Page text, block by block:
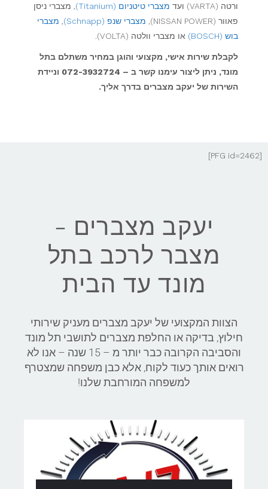
ורטה (VARTA) ועד
מצברי טיטניום (Titanium)
, מצברי ניסן
פאוור (NISSAN POWER),
מצברי שנפ (Schnapp)
מצברי
בוש (BOSCH)
או מצברי וולטה (VOLTA).
לקבלת שירות אישי, מקצועי והוגן במחיר משתלם בתל
מונד, ניתן ליצור עימנו קשר ב – 072-3932724 וניידת
השירות של יעקב מצברים בדרך אליך.
[PFG id=2462]
יעקב מצברים -
מצבר לרכב בתל
מונד עד הבית
הצוות המקצועי של יעקב מצברים מעניק שירותי
חילוץ, בדיקה או החלפת מצברים לתושבי תל מונד
והסביבה הקרובה כבר יותר מ – 15 שנה – אנו לא
רואים אותך כעוד לקוח, אלא כבן משפחה שמצטרף
למשפחה המורחבת שלנו!